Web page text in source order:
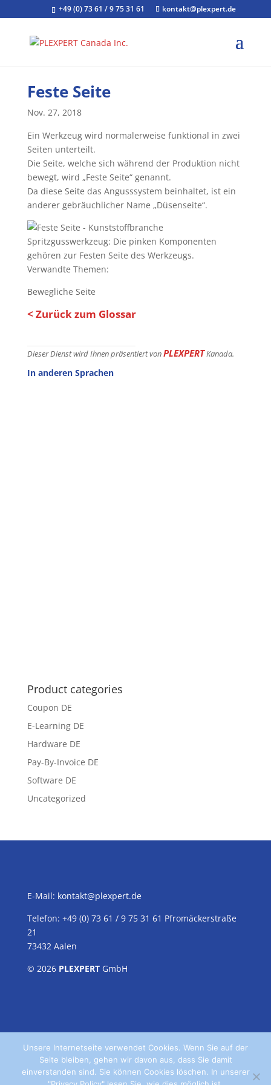
+49 (0) 73 61 / 9 75 31 61 kontakt@plexpert.de
Feste Seite
Nov. 27, 2018
Ein Werkzeug wird normalerweise funktional in zwei
Seiten unterteilt.
Die Seite, welche sich während der Produktion nicht
bewegt, wird „Feste Seite“ genannt.
Da diese Seite das Angusssystem beinhaltet, ist ein
anderer gebräuchlicher Name „Düsenseite“.
Spritzgusswerkzeug: Die pinken Komponenten
gehören zur Festen Seite des Werkzeugs.
Verwandte Themen:
Bewegliche Seite
< Zurück zum Glossar
Dieser Dienst wird Ihnen präsentiert vonPLEXPERTKanada.
In anderen Sprachen
Product categories
Coupon DE
E-Learning DE
Hardware DE
Pay-By-Invoice DE
Software DE
Uncategorized
E-Mail: kontakt@plexpert.de
Telefon: +49 (0) 73 61 / 9 75 31 61 Pfromäckerstraße
21
73432 Aalen
© 2026 PLEXPERTGmbH
Unsere Internetseite verwendet Cookies. Wenn Sie auf der
Seite bleiben, gehen wir davon aus, dass Sie damit
einverstanden sind. Sie können Cookies löschen. In unserer